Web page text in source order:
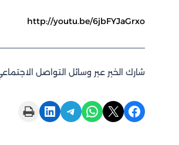
http://youtu.be/
الخبر عبر وسائل التواصل الاجتماعي:
Share on WhatsApp
Share on Telegram
Share on LinkedIn
Print this Page